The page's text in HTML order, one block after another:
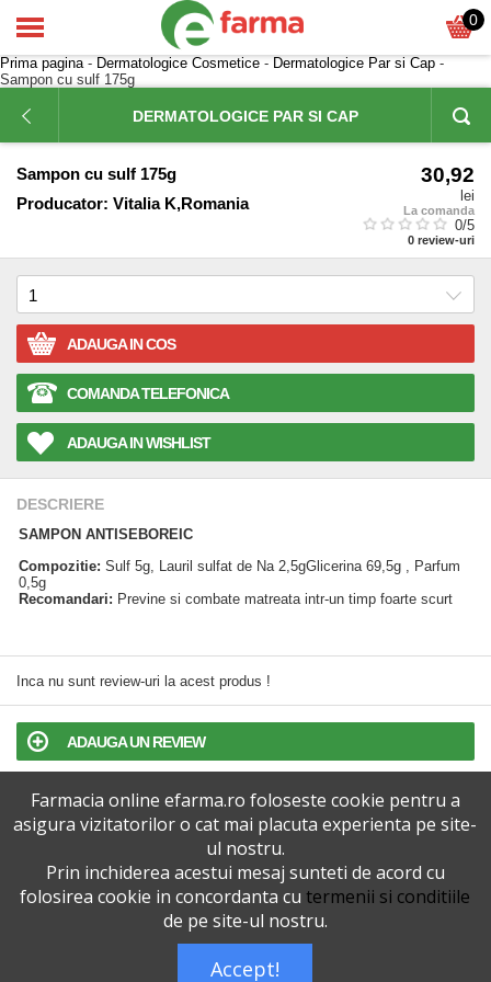
0
Prima pagina- Dermatologice Cosmetice - Dermatologice Par si Cap -
Sampon cu sulf 175g
DERMATOLOGICE PAR SI CAP
Sampon cu sulf 175g
Producator: Vitalia K,Romania
30,92
lei
La comanda
0/5
0 review-uri
ADAUGA IN COS
COMANDA TELEFONICA
ADAUGA IN WISHLIST
DESCRIERE
SAMPON ANTISEBOREIC
Compozitie: Sulf 5g, Lauril sulfat de Na 2,5gGlicerina 69,5g , Parfum
0,5g
Recomandari: Previne si combate matreata intr-un timp foarte scurt
Inca nu sunt review-uri la acest produs !
ADAUGA UN REVIEW
TERMENI SI CONDITII
POLITICA DE CONFIDENTIALITATE
VERSIUNEA DESKTOP
Farmacia online efarma.ro foloseste cookie pentru a
asigura vizitatorilor o cat mai placuta experienta pe site-
ul nostru.
Prin inchiderea acestui mesaj sunteti de acord cu
folosirea cookie in concordanta cu termenii si conditiile
de pe site-ul nostru.
Accept!